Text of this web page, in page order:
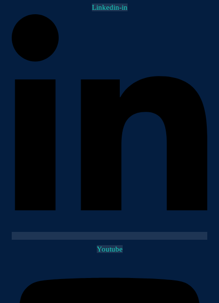
Linkedin-in
Youtube